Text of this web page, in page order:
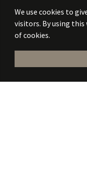
We use cookies to
visitors. By using
of cookies.